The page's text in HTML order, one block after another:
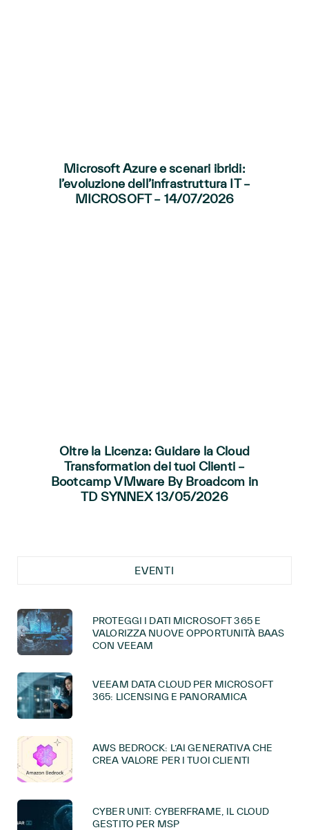
Microsoft Azure e scenari ibridi:
l’evoluzione dell’infrastruttura IT –
MICROSOFT – 14/07/2026
Oltre la Licenza: Guidare la Cloud
Transformation dei tuoi Clienti –
Bootcamp VMware By Broadcom in
TD SYNNEX 13/05/2026
EVENTI
PROTEGGI I DATI MICROSOFT 365 E
VALORIZZA NUOVE OPPORTUNITÀ BAAS
CON VEEAM
VEEAM DATA CLOUD PER MICROSOFT
365: LICENSING E PANORAMICA
AWS BEDROCK: L’AI GENERATIVA CHE
CREA VALORE PER I TUOI CLIENTI
CYBER UNIT: CYBERFRAME, IL CLOUD
GESTITO PER MSP